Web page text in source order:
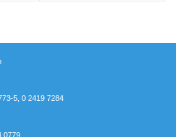
5, 0 2419 7284
0779